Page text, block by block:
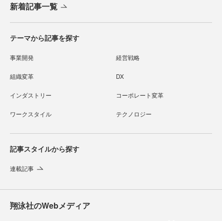
新着記事一覧
テーマから記事を探す
事業開発 経営戦略
組織変革 DX
インダストリー コーポレート変革
ワークスタイル テクノロジー
記事スタイルから探す
連載記事
翔泳社のWebメディア